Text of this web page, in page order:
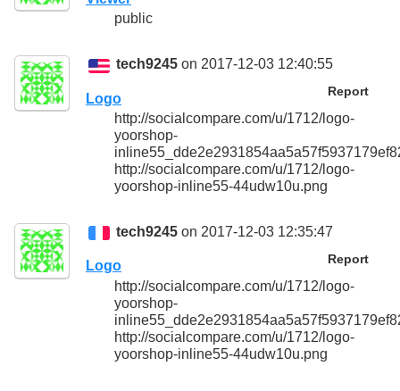
public
tech9245 on 2017-12-03 12:40:55
Report
Logo
http://socialcompare.com/u/1712/logo-
yoorshop-
http://socialcompare.com/u/1712/logo-
yoorshop-inline55-44udw10u.png
tech9245 on 2017-12-03 12:35:47
Report
Logo
http://socialcompare.com/u/1712/logo-
yoorshop-
http://socialcompare.com/u/1712/logo-
yoorshop-inline55-44udw10u.png